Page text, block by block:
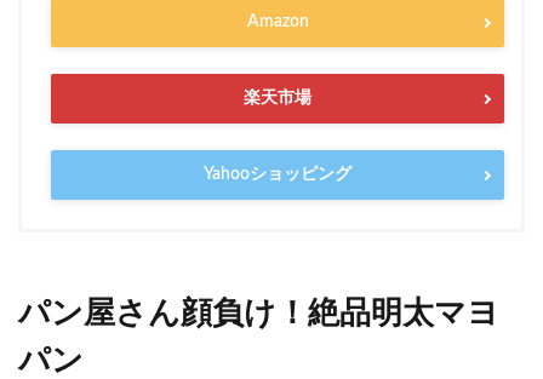
Amazon
楽天市場
Yahooショッピング
パン屋さん顔負け！絶品明太マヨ
パン